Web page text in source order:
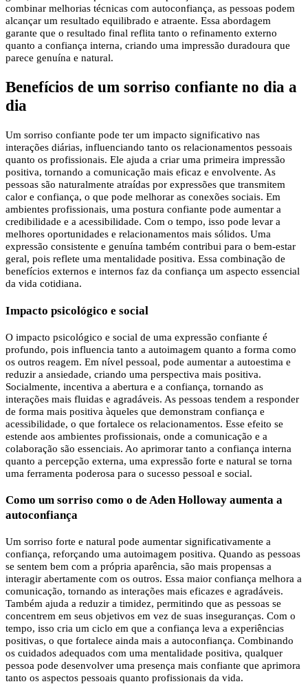
combinar melhorias técnicas com autoconfiança, as pessoas podem
alcançar um resultado equilibrado e atraente. Essa abordagem
garante que o resultado final reflita tanto o refinamento externo
quanto a confiança interna, criando uma impressão duradoura que
parece genuína e natural.
Benefícios de um sorriso confiante no dia a
dia
Um sorriso confiante pode ter um impacto significativo nas
interações diárias, influenciando tanto os relacionamentos pessoais
quanto os profissionais. Ele ajuda a criar uma primeira impressão
positiva, tornando a comunicação mais eficaz e envolvente. As
pessoas são naturalmente atraídas por expressões que transmitem
calor e confiança, o que pode melhorar as conexões sociais. Em
ambientes profissionais, uma postura confiante pode aumentar a
credibilidade e a acessibilidade. Com o tempo, isso pode levar a
melhores oportunidades e relacionamentos mais sólidos. Uma
expressão consistente e genuína também contribui para o bem-estar
geral, pois reflete uma mentalidade positiva. Essa combinação de
benefícios externos e internos faz da confiança um aspecto essencial
da vida cotidiana.
Impacto psicológico e social
O impacto psicológico e social de uma expressão confiante é
profundo, pois influencia tanto a autoimagem quanto a forma como
os outros reagem. Em nível pessoal, pode aumentar a autoestima e
reduzir a ansiedade, criando uma perspectiva mais positiva.
Socialmente, incentiva a abertura e a confiança, tornando as
interações mais fluidas e agradáveis. As pessoas tendem a responder
de forma mais positiva àqueles que demonstram confiança e
acessibilidade, o que fortalece os relacionamentos. Esse efeito se
estende aos ambientes profissionais, onde a comunicação e a
colaboração são essenciais. Ao aprimorar tanto a confiança interna
quanto a percepção externa, uma expressão forte e natural se torna
uma ferramenta poderosa para o sucesso pessoal e social.
Como um sorriso como o de Aden Holloway aumenta a
autoconfiança
Um sorriso forte e natural pode aumentar significativamente a
confiança, reforçando uma autoimagem positiva. Quando as pessoas
se sentem bem com a própria aparência, são mais propensas a
interagir abertamente com os outros. Essa maior confiança melhora a
comunicação, tornando as interações mais eficazes e agradáveis.
Também ajuda a reduzir a timidez, permitindo que as pessoas se
concentrem em seus objetivos em vez de suas inseguranças. Com o
tempo, isso cria um ciclo em que a confiança leva a experiências
positivas, o que fortalece ainda mais a autoconfiança. Combinando
os cuidados adequados com uma mentalidade positiva, qualquer
pessoa pode desenvolver uma presença mais confiante que aprimora
tanto os aspectos pessoais quanto profissionais da vida.